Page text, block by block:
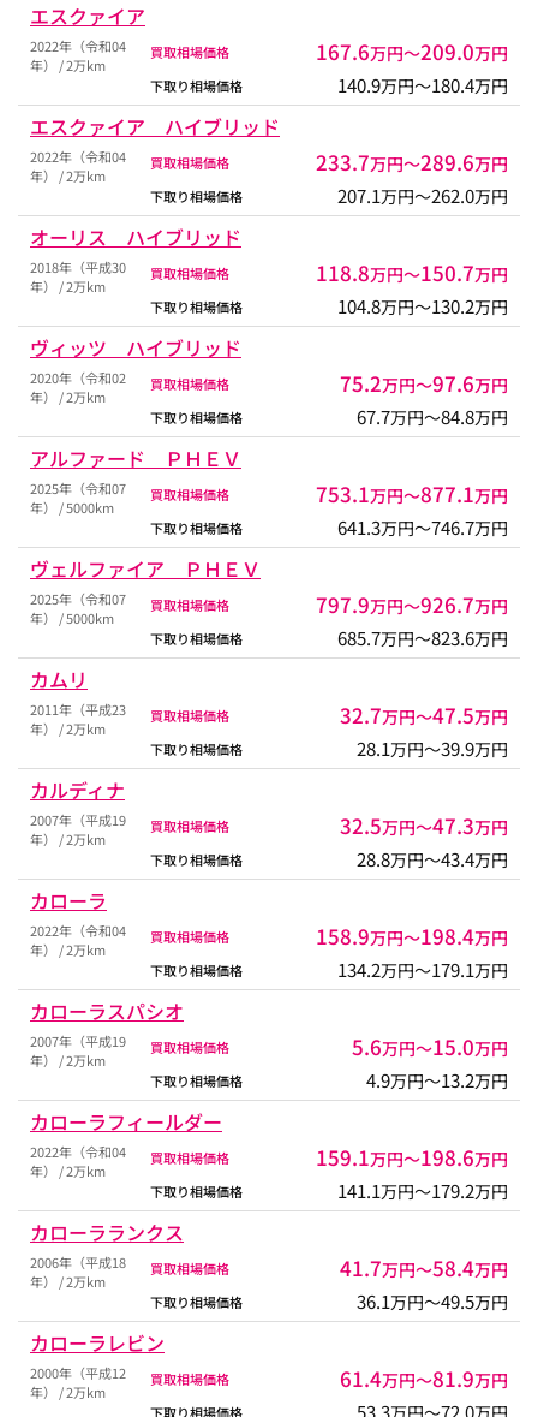
エスクァイア
2022年（令和04
年） / 2万km
買取相場価格 167.6万円〜209.0万円
下取り相場価格 140.9万円〜180.4万円
エスクァイア ハイブリッド
2022年（令和04
年） / 2万km
買取相場価格 233.7万円〜289.6万円
下取り相場価格 207.1万円〜262.0万円
オーリス ハイブリッド
2018年（平成30
年） / 2万km
買取相場価格 118.8万円〜150.7万円
下取り相場価格 104.8万円〜130.2万円
ヴィッツ ハイブリッド
2020年（令和02
年） / 2万km
買取相場価格 75.2万円〜97.6万円
下取り相場価格 67.7万円〜84.8万円
アルファード ＰＨＥＶ
2025年（令和07
年） / 5000km
買取相場価格 753.1万円〜877.1万円
下取り相場価格 641.3万円〜746.7万円
ヴェルファイア ＰＨＥＶ
2025年（令和07
年） / 5000km
買取相場価格 797.9万円〜926.7万円
下取り相場価格 685.7万円〜823.6万円
カムリ
2011年（平成23
年） / 2万km
買取相場価格 32.7万円〜47.5万円
下取り相場価格 28.1万円〜39.9万円
カルディナ
2007年（平成19
年） / 2万km
買取相場価格 32.5万円〜47.3万円
下取り相場価格 28.8万円〜43.4万円
カローラ
2022年（令和04
年） / 2万km
買取相場価格 158.9万円〜198.4万円
下取り相場価格 134.2万円〜179.1万円
カローラスパシオ
2007年（平成19
年） / 2万km
買取相場価格 5.6万円〜15.0万円
下取り相場価格 4.9万円〜13.2万円
カローラフィールダー
2022年（令和04
年） / 2万km
買取相場価格 159.1万円〜198.6万円
下取り相場価格 141.1万円〜179.2万円
カローラランクス
2006年（平成18
年） / 2万km
買取相場価格 41.7万円〜58.4万円
下取り相場価格 36.1万円〜49.5万円
カローラレビン
2000年（平成12
年） / 2万km
買取相場価格 61.4万円〜81.9万円
下取り相場価格 53.3万円〜72.0万円